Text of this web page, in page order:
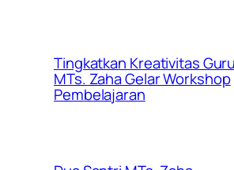
Tingkatkan Kreativitas
MTs. Zaha Gelar Workshop
Pembelajaran